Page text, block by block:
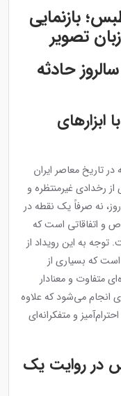
بازنمایی
تصویر
حادثه
ابزارهای
تاریخ معاصر ایران
رخدادی غیرمنتظره و
نه صرفاً یک نقطه در
و اتفاقاتی است که
به این رویداد از
که بسیاری از
متفاوت و معنادار
انجام می‌شود که علاوه
و متفکرانه‌ای
در روایت یک